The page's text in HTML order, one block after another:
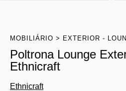
MOBILIÁRIO EXTERIOR -
Poltrona Lounge
Ethnicraft
Ethnicraft